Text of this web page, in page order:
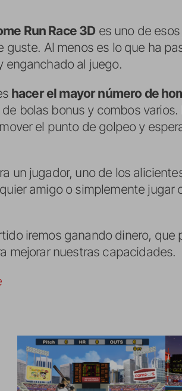
Run Race 3Des uno de esos
guste. Al menos es lo que ha
enganchado al juego.
hacer el mayor número de
bolas bonus y combos
el punto de golpeo y
un jugador, uno de los
amigo o simplemente
iremos ganando dinero,
mejorar nuestras capacidades.